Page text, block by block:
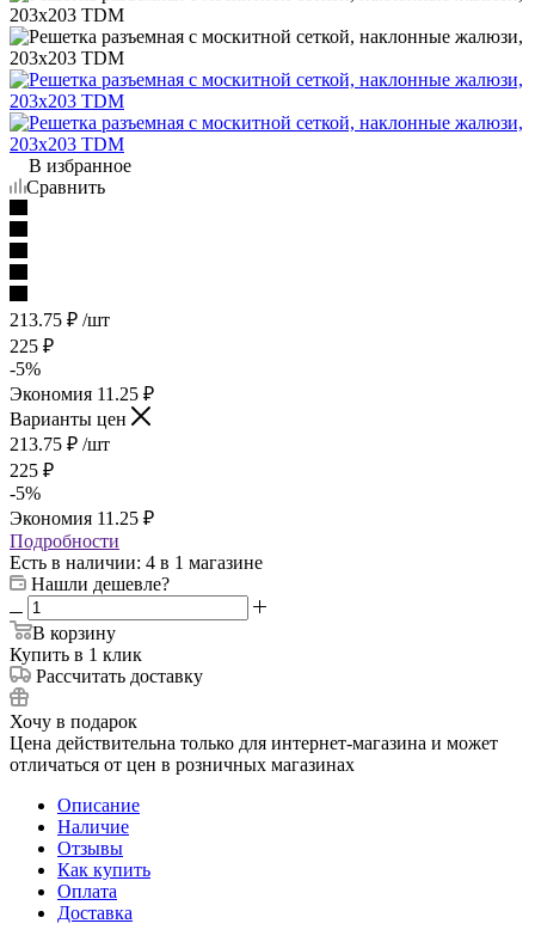
В избранное
Сравнить
213.75 ₽ /шт
225 ₽
-5%
Экономия 11.25 ₽
Варианты цен
213.75 ₽ /шт
225 ₽
-5%
Экономия 11.25 ₽
Подробности
Есть в наличии: 4 в 1 магазине
Нашли дешевле?
В корзину
Купить в 1 клик
Рассчитать доставку
Хочу в подарок
Цена действительна только для интернет-магазина и может
отличаться от цен в розничных магазинах
Описание
Наличие
Отзывы
Как купить
Оплата
Доставка